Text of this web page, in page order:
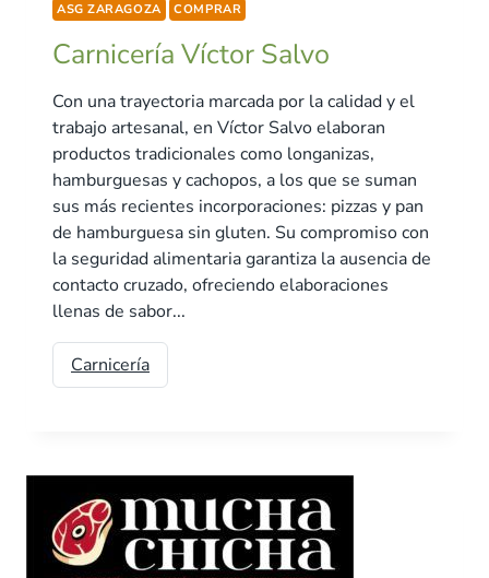
ASG ZARAGOZA COMPRAR
Carnicería Víctor Salvo
Con una trayectoria marcada por la calidad y el
trabajo artesanal, en Víctor Salvo elaboran
productos tradicionales como longanizas,
hamburguesas y cachopos, a los que se suman
sus más recientes incorporaciones: pizzas y pan
de hamburguesa sin gluten. Su compromiso con
la seguridad alimentaria garantiza la ausencia de
contacto cruzado, ofreciendo elaboraciones
llenas de sabor...
Carnicería